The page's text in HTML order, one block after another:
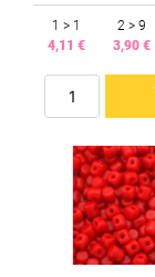
1 > 1
4,11 €
2 > 9
3,90 €